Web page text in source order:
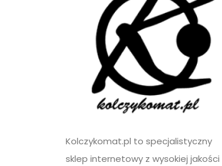
Kolczykomat.pl to specjalistyczny
sklep internetowy z wysokiej jakości